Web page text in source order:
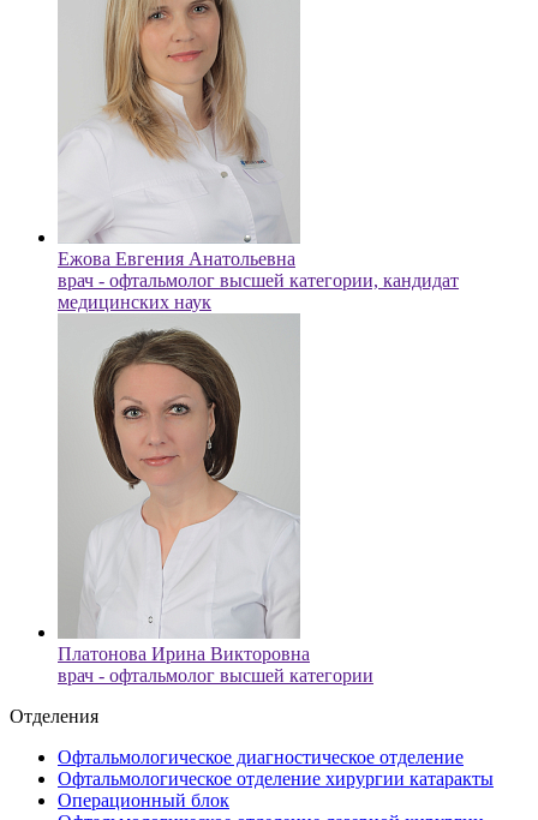
Ежова Евгения Анатольевна
врач - офтальмолог высшей категории, кандидат
медицинских наук
Платонова Ирина Викторовна
врач - офтальмолог высшей категории
Отделения
Офтальмологическое диагностическое отделение
Офтальмологическое отделение хирургии катаракты
Операционный блок